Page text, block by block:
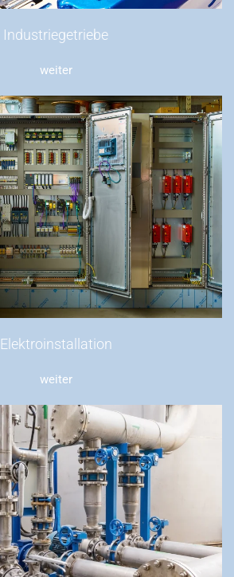
Industriegetriebe
weiter
Elektroinstallation
weiter